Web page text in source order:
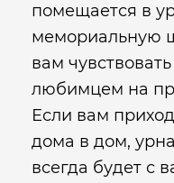
помещается в
мемориальную
вам
любимцем на
Если вам
дома в дом,
всегда будет с